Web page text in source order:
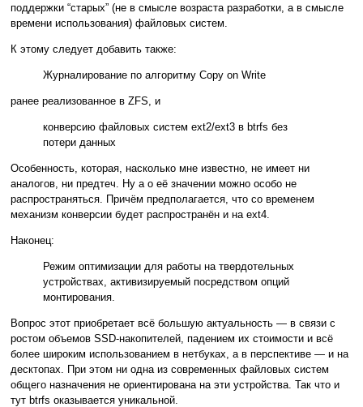
поддержки “старых” (не в смысле возраста разработки, а в смысле
времени использования) файловых систем.
К этому следует добавить также:
Журналирование по алгоритму Copy on Write
ранее реализованное в ZFS, и
конверсию файловых систем ext2/ext3 в btrfs без
потери данных
Особенность, которая, насколько мне известно, не имеет ни
аналогов, ни предтеч. Ну а о её значении можно особо не
распространяться. Причём предполагается, что со временем
механизм конверсии будет распространён и на ext4.
Наконец:
Режим оптимизации для работы на твердотельных
устройствах, активизируемый посредством опций
монтирования.
Вопрос этот приобретает всё большую актуальность — в связи с
ростом объемов SSD-накопителей, падением их стоимости и всё
более широким использованием в нетбуках, а в перспективе — и на
десктопах. При этом ни одна из современных файловых систем
общего назначения не ориентирована на эти устройства. Так что и
тут btrfs оказывается уникальной.